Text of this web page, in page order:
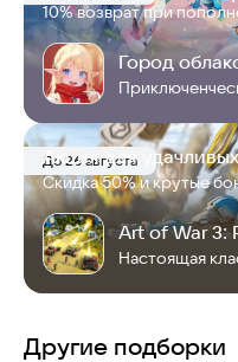
10% возврат при
Город
До 26 августа
Акция для
Скидка 50% и крутые
Art of War 3:
Другие подборки